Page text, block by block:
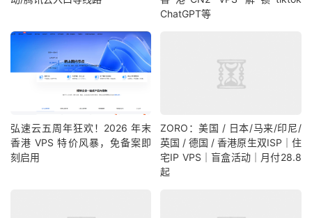
ChatGPT等
弘速云五周年狂欢！2026 年末
香港 VPS 特价风暴，免备案即
刻启用
ZORO：美国 / 日本/马来/印尼/
英国 / 德国 / 香港原生双ISP｜住
宅IP VPS｜盲盒活动｜月付28.8
起